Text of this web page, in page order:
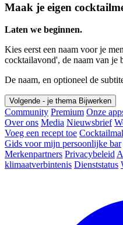
Maak je eigen
Laten we beginnen.
Kies eerst een naam voor je
cocktailavond', de naam van je
De naam, en optioneel de
Volgende - je thema Bijwerken
Community Premium Onze
Over ons Media Nieuwsbrief
Voeg een recept toe
Gids voor mijn persoonlijke bar
Merkenpartners Privacybeleid
klimaatverbintenis Dienststatus